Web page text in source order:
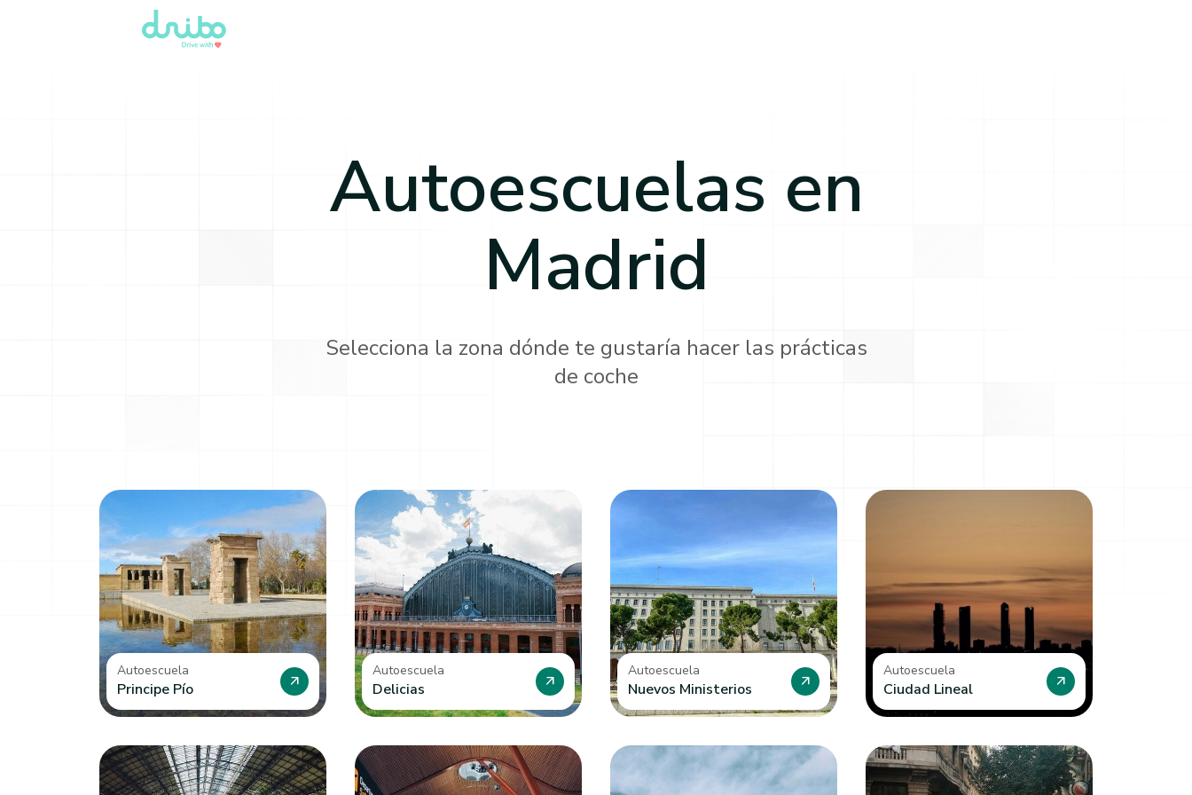
Autoescuelas en
Madrid
Selecciona la zona dónde te gustaría hacer las prácticas
de coche
Autoescuela
Principe Pío arrow_outward
Autoescuela
Delicias arrow_outward
Autoescuela
Nuevos Ministerios arrow_outward
Autoescuela
Ciudad Lineal arrow_outward